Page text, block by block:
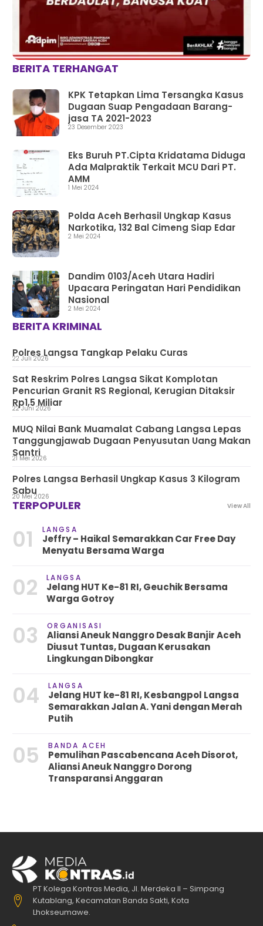
BERITA TERHANGAT
KPK Tetapkan Lima Tersangka Kasus
Dugaan Suap Pengadaan Barang-
jasa TA 2021-2023
23 Desember 2023
Eks Buruh PT.Cipta Kridatama Diduga
Ada Malpraktik Terkait MCU Dari PT.
AMM
1 Mei 2024
Polda Aceh Berhasil Ungkap Kasus
Narkotika, 132 Bal Cimeng Siap Edar
2 Mei 2024
Dandim 0103/Aceh Utara Hadiri
Upacara Peringatan Hari Pendidikan
Nasional
2 Mei 2024
BERITA KRIMINAL
Polres Langsa Tangkap Pelaku Curas
22 Juli 2026
Sat Reskrim Polres Langsa Sikat Komplotan
Pencurian Granit RS Regional, Kerugian Ditaksir
Rp1,5 Miliar
22 Juni 2026
MUQ Nilai Bank Muamalat Cabang Langsa Lepas
Tanggungjawab Dugaan Penyusutan Uang Makan
Santri
21 Mei 2026
Polres Langsa Berhasil Ungkap Kasus 3 Kilogram
Sabu20 Mei 2026
TERPOPULER View All
01 LANGSA
Jeffry – Haikal Semarakkan Car Free Day
Menyatu Bersama Warga
02 LANGSA
Jelang HUT Ke-81 RI, Geuchik Bersama
Warga Gotroy
03 ORGANISASI
Aliansi Aneuk Nanggro Desak Banjir Aceh
Diusut Tuntas, Dugaan Kerusakan
Lingkungan Dibongkar
04 LANGSA
Jelang HUT ke-81 RI, Kesbangpol Langsa
Semarakkan Jalan A. Yani dengan Merah
Putih
05 BANDA ACEH
Pemulihan Pascabencana Aceh Disorot,
Aliansi Aneuk Nanggro Dorong
Transparansi Anggaran
PT Kolega Kontras Media, Jl. Merdeka II – Simpang
Kutablang, Kecamatan Banda Sakti, Kota
Lhokseumawe.